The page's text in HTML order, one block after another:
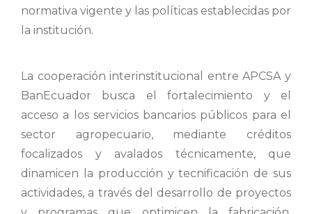
normativa vigente y las políticas establecidas por
la institución.
La cooperación interinstitucional entre APCSA y
BanEcuador busca el fortalecimiento y el
acceso a los servicios bancarios públicos para el
sector agropecuario, mediante créditos
focalizados y avalados técnicamente, que
dinamicen la producción y tecnificación de sus
actividades, a través del desarrollo de proyectos